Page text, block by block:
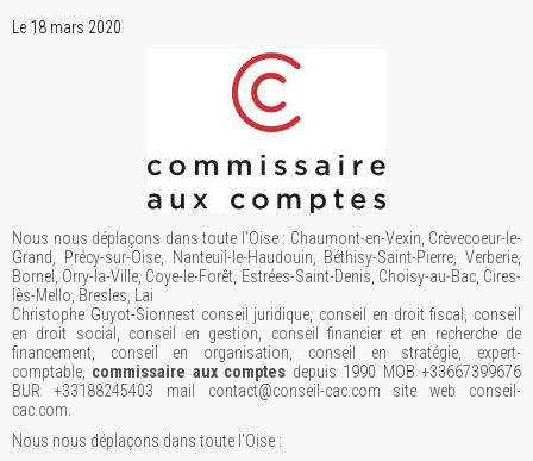
Le 18 mars 2020
Nous nous déplaçons dans toute l'Oise : Chaumont-en-Vexin, Crèvecoeur-le-
Grand, Précy-sur-Oise, Nanteuil-le-Haudouin, Béthisy-Saint-Pierre, Verberie,
Bornel, Orry-la-Ville, Coye-le-Forêt, Estrées-Saint-Denis, Choisy-au-Bac, Cires-
lès-Mello, Bresles, Lai
Christophe Guyot-Sionnest conseil juridique, conseil en droit fiscal, conseil
en droit social, conseil en gestion, conseil financier et en recherche de
financement, conseil en organisation, conseil en stratégie, expert-
comptable, commissaire aux comptes depuis 1990 MOB +33667399676
BUR +33188245403 mail contact@conseil-cac.com site web conseil-
cac.com.
Nous nous déplaçons dans toute l'Oise :